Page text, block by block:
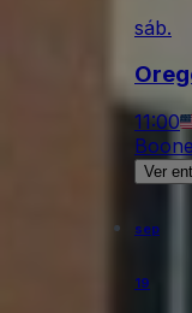
sáb.
11:00
Ver
sep
19